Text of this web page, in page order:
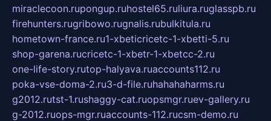
miraclecoon.rupongup.ruhostel65.ruliura.ruglasspb.ru
firehunters.rugribowo.rugnalis.rubulkitula.ru
hometown-france.ru1-xbeticricetc-1-xbetti-5.ru
shop-garena.rucricetc-1-xbetr-1-xbetcc-2.ru
one-life-story.rutop-halyava.ruaccounts112.ru
poka-vse-doma-2.ru3-d-file.ruhahahaharms.ru
g2012.rutst-1.rushaggy-cat.ruopsmgr.ruev-gallery.ru
g-2012.ruops-mgr.ruaccounts-112.rucsm-demo.ru